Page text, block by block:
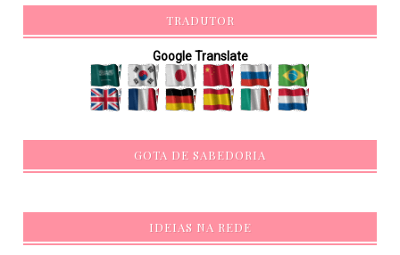
TRADUTOR
Google Translate
GOTA DE SABEDORIA
IDEIAS NA REDE